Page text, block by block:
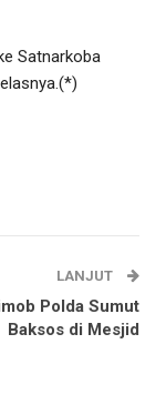
Satnarkoba
LANJUT
Polda Sumut
Baksos di Mesjid